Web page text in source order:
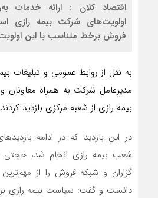
اقتصاد کلان : ارائه خدمات
اولویت‌های شرکت بیمه رازی
فروش برخط متناسب با این
به نقل از روابط عمومی و تبلیغات
مدیرعامل شرکت به همراه
بیمه رازی از شعبه مرکزی بازدید
در این بازدید که در ادامه
شعب بیمه رازی انجام شد، حجتی
گزاران و شبکه فروش را از
دانست و گفت: سیاست بیمه رازی